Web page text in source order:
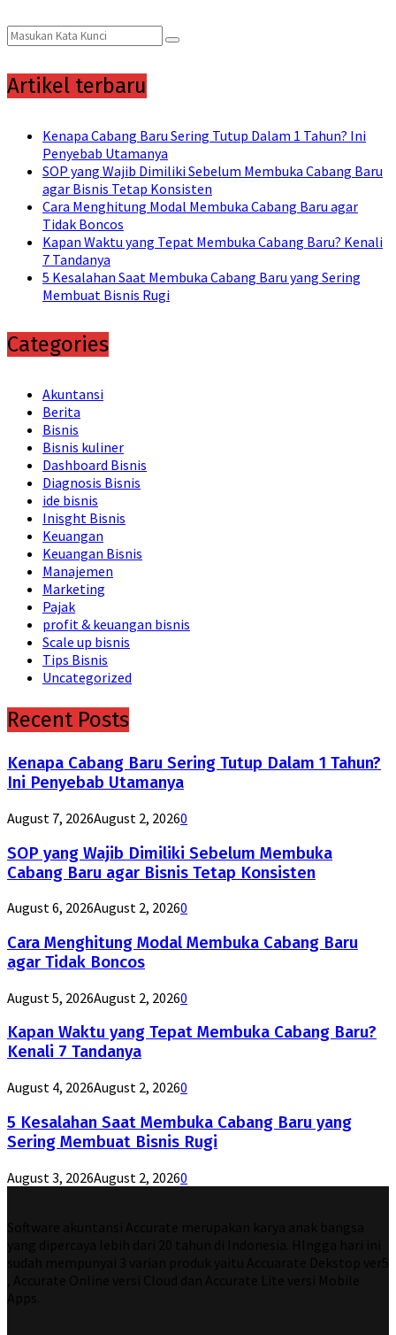
Search
for:
Search
Artikel terbaru
Kenapa Cabang Baru Sering Tutup Dalam 1 Tahun? Ini
Penyebab Utamanya
SOP yang Wajib Dimiliki Sebelum Membuka Cabang Baru
agar Bisnis Tetap Konsisten
Cara Menghitung Modal Membuka Cabang Baru agar
Tidak Boncos
Kapan Waktu yang Tepat Membuka Cabang Baru? Kenali
7 Tandanya
5 Kesalahan Saat Membuka Cabang Baru yang Sering
Membuat Bisnis Rugi
Categories
Akuntansi
Berita
Bisnis
Bisnis kuliner
Dashboard Bisnis
Diagnosis Bisnis
ide bisnis
Inisght Bisnis
Keuangan
Keuangan Bisnis
Manajemen
Marketing
Pajak
profit & keuangan bisnis
Scale up bisnis
Tips Bisnis
Uncategorized
Recent Posts
Kenapa Cabang Baru Sering Tutup Dalam 1 Tahun?
Ini Penyebab Utamanya
August 7, 2026August 2, 20260
SOP yang Wajib Dimiliki Sebelum Membuka
Cabang Baru agar Bisnis Tetap Konsisten
August 6, 2026August 2, 20260
Cara Menghitung Modal Membuka Cabang Baru
agar Tidak Boncos
August 5, 2026August 2, 20260
Kapan Waktu yang Tepat Membuka Cabang Baru?
Kenali 7 Tandanya
August 4, 2026August 2, 20260
5 Kesalahan Saat Membuka Cabang Baru yang
Sering Membuat Bisnis Rugi
August 3, 2026August 2, 20260